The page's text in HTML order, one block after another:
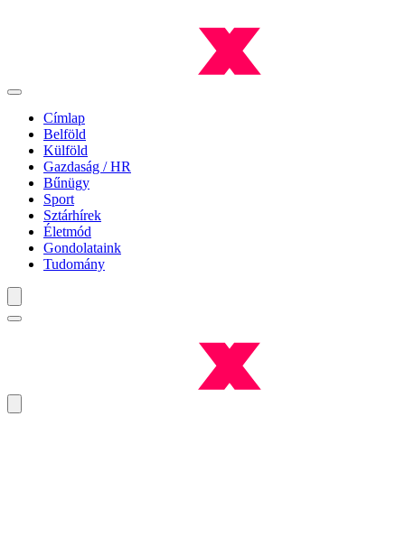
Címlap
Belföld
Külföld
Gazdaság / HR
Bűnügy
Sport
Sztárhírek
Életmód
Gondolataink
Tudomány